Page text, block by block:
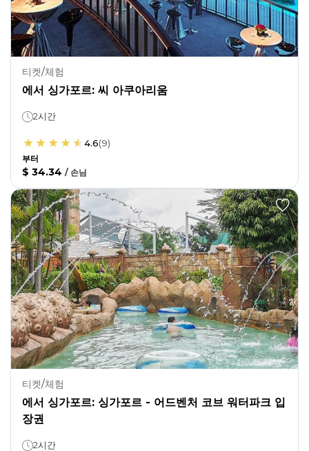
티켓/체험
에서 싱가포르: 씨 아쿠아리움
2시간
4.6(9)
부터
$ 34.34 / 손님
티켓/체험
에서 싱가포르: 싱가포르 - 어드벤처 코브 워터파크 입
장권
2시간